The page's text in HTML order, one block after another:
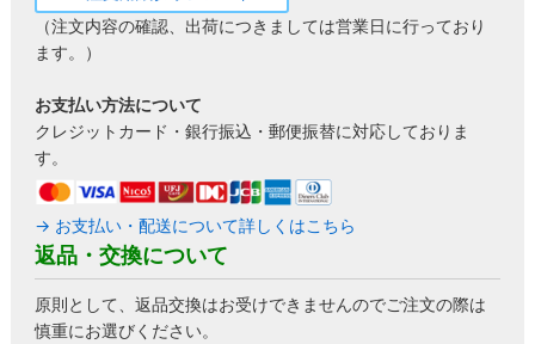
（注文内容の確認、出荷につきましては営業日に行っており
ます。）
お支払い方法について
クレジットカード・銀行振込・郵便振替に対応しておりま
す。
→ お支払い・配送について詳しくはこちら
返品・交換について
原則として、返品交換はお受けできませんのでご注文の際は
慎重にお選びください。